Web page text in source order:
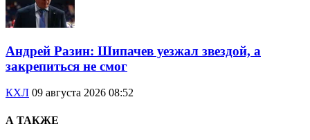
Андрей Разин: Шипачев уезжал звездой, а
закрепиться не смог
КХЛ 09 августа 2026 08:52
А ТАКЖЕ